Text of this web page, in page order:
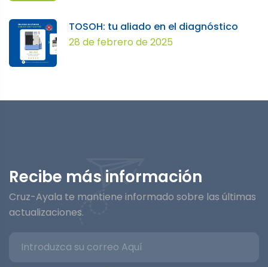
TOSOH: tu aliado en el diagnóstico
28 de febrero de 2025
Recibe más información
Cruz-Ayala te mantiene informado sobre las últimas
actualizaciones.